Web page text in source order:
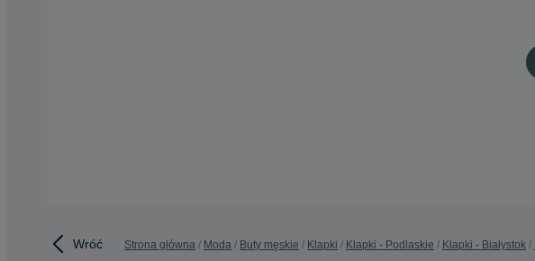
Wróć Strona główna Moda Buty męskie Klapki Klapki - Podlaskie Klapki - Białystok